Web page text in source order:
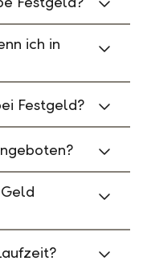
ich in
Festgeld?